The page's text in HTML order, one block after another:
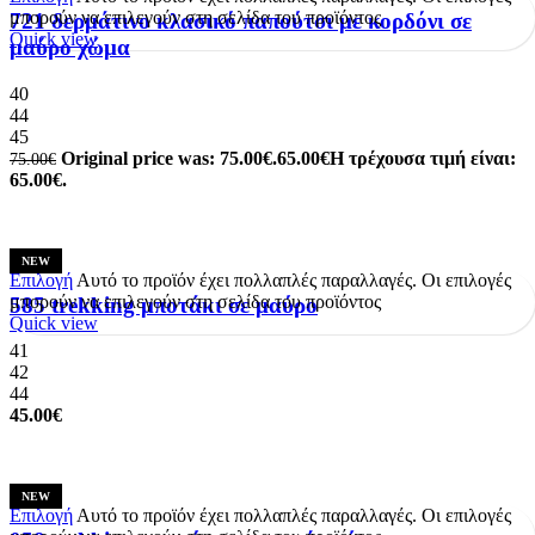
μπορούν να επιλεγούν στη σελίδα του προϊόντος
Quick view
721 δερμάτινο κλασικό παπούτσι με κορδόνι σε
μαύρο χώμα
40
44
45
75.00€ Original price was: 75.00€.65.00€Η τρέχουσα τιμή είναι:
65.00€.
NEW
Επιλογή Αυτό το προϊόν έχει πολλαπλές παραλλαγές. Οι επιλογές
μπορούν να επιλεγούν στη σελίδα του προϊόντος
Quick view
585 trekking μποτάκι σε μαύρο
41
42
44
45.00€
NEW
Επιλογή Αυτό το προϊόν έχει πολλαπλές παραλλαγές. Οι επιλογές